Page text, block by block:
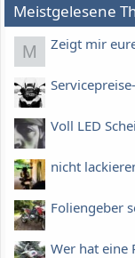
Meistgelesene
M Zeigt mir
Voll LED
nicht
Foliengeber
Wer hat eine